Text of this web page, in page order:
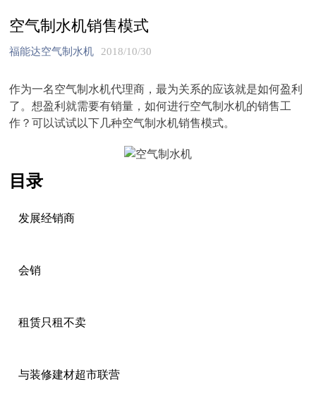
空气制水机销售模式
福能达空气制水机 2018/10/30
作为一名空气制水机代理商，最为关系的应该就是如何盈利
了。想盈利就需要有销量，如何进行空气制水机的销售工
作？可以试试以下几种空气制水机销售模式。
目录
发展经销商
会销
租赁只租不卖
与装修建材超市联营